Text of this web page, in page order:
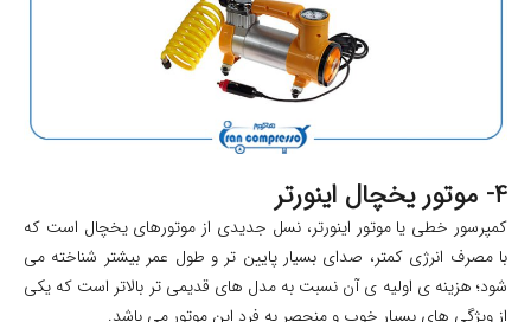
4- موتور یخچال اینورتر
کمپرسور خطی یا موتور اینورتر، نسل جدیدی از موتورهای یخچال است که
با مصرف انرژی کمتر، صدای بسیار پایین‌ تر و طول عمر بیشتر شناخته می‌
شود؛ هزینه‌ ی اولیه‌ ی آن نسبت به مدل‌ های قدیمی‌ تر بالاتر است که یکی
از ویژگی های بسیار خوب و منحصر به فرد این موتور می باشد.